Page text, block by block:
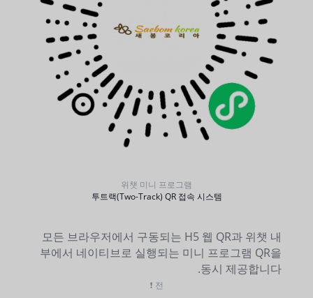
위챗 미니 프로그램
투트랙(Two-Track) QR 접속 시스템
모든 브라우저에서 구동되는 H5 웹 QR과 위챗 내
부에서 네이티브로 실행되는 미니 프로그램 QR을
동시 제공합니다.
전 ❗